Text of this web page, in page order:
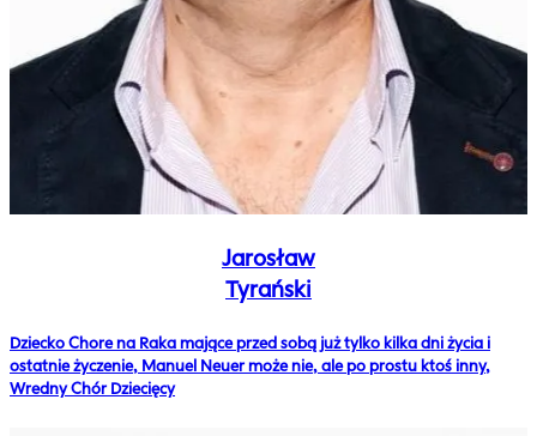
Jarosław
Tyrański
Dziecko Chore na Raka mające przed sobą już tylko kilka dni życia i
ostatnie życzenie, Manuel Neuer może nie, ale po prostu ktoś inny,
Wredny Chór Dziecięcy